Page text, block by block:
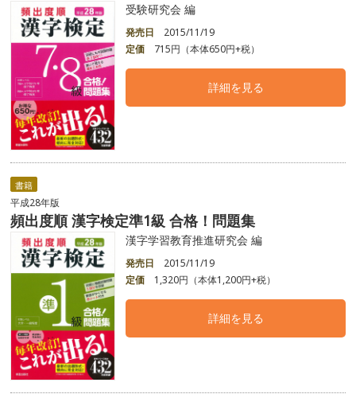
受験研究会 編
発売日
2015/11/19
定価
715円（本体650円+税）
詳細を見る
書籍
平成28年版
頻出度順 漢字検定準1級 合格！問題集
漢字学習教育推進研究会 編
発売日
2015/11/19
定価
1,320円（本体1,200円+税）
詳細を見る